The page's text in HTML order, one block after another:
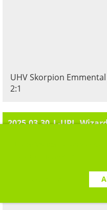
UHV Skorpion
2:1
2025.03.30_L-